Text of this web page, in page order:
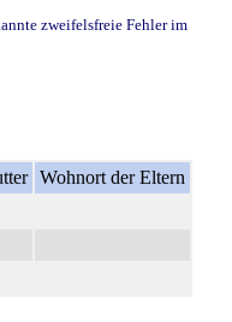
zweifelsfreie Fehler im
Wohnort der Eltern